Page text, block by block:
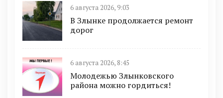
6 августа 2026, 9:03
В Злынке продолжается ремонт
дорог
6 августа 2026, 8:45
Молодежью Злынковского
района можно гордиться!